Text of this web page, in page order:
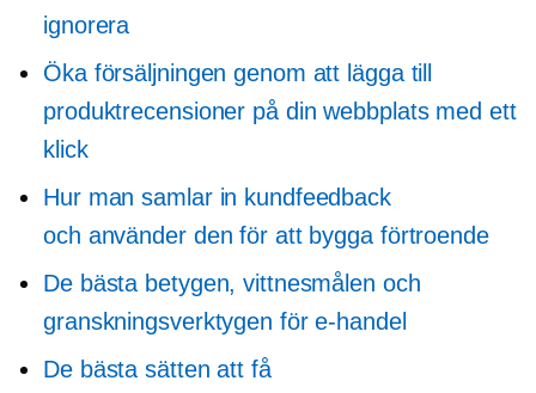
ignorera
Öka försäljningen genom att lägga till
produktrecensioner på din webbplats med ett
klick
Hur man samlar in kundfeedback
och använder den för att bygga förtroende
De bästa betygen, vittnesmålen och
granskningsverktygen för e-handel
De bästa sätten att få